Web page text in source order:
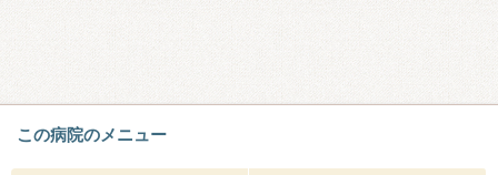
この病院のメニュー